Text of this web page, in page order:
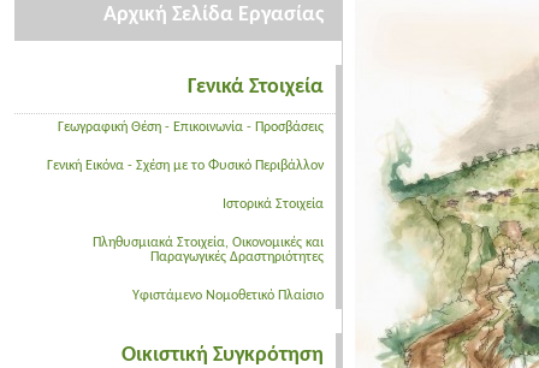
Αρχική Σελίδα Εργασίας
Γενικά Στοιχεία
Γεωγραφική Θέση - Επικοινωνία - Προσβάσεις
Γενική Εικόνα - Σχέση με το Φυσικό Περιβάλλον
Ιστορικά Στοιχεία
Πληθυσμιακά Στοιχεία, Οικονομικές και
Παραγωγικές Δραστηριότητες
Υφιστάμενο Νομοθετικό Πλαίσιο
Οικιστική Συγκρότηση